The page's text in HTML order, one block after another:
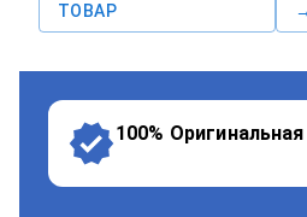
ТОВАР
→
100%